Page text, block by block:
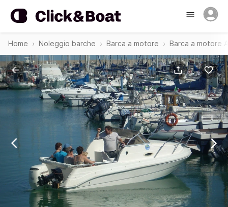
Home Noleggio barche Barca a motore Barca a motore